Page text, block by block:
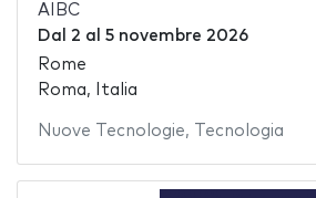
AIBC
Dal 2 al 5 novembre 2026
Rome
Roma, Italia
Nuove Tecnologie, Tecnologia